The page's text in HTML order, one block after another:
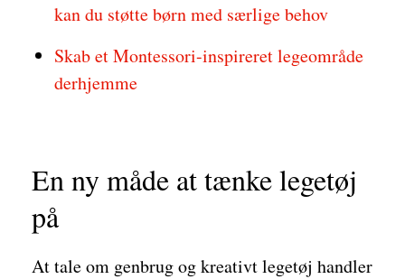
kan du støtte børn med særlige behov
Skab et Montessori-inspireret legeområde
derhjemme
En ny måde at tænke legetøj
på
At tale om genbrug og kreativt legetøj handler